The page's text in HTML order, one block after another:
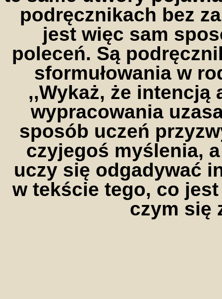
podręcznikach bez
jest więc sam
poleceń. Są
sformułowania w
,,Wykaż, że intencją
wypracowania
sposób uczeń
czyjegoś myślenia,
uczy się odgadywać
w tekście tego, co
czym się